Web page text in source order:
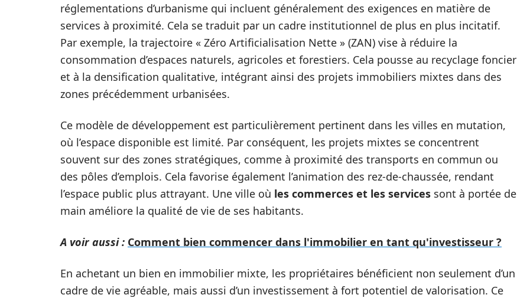
réglementations d’urbanisme qui incluent généralement des exigences en matière de
services à proximité. Cela se traduit par un cadre institutionnel de plus en plus incitatif.
Par exemple, la trajectoire « Zéro Artificialisation Nette » (ZAN) vise à réduire la
consommation d’espaces naturels, agricoles et forestiers. Cela pousse au recyclage foncier
et à la densification qualitative, intégrant ainsi des projets immobiliers mixtes dans des
zones précédemment urbanisées.
Ce modèle de développement est particulièrement pertinent dans les villes en mutation,
où l’espace disponible est limité. Par conséquent, les projets mixtes se concentrent
souvent sur des zones stratégiques, comme à proximité des transports en commun ou
des pôles d’emplois. Cela favorise également l’animation des rez-de-chaussée, rendant
l’espace public plus attrayant. Une ville où les commerces et les services sont à portée de
main améliore la qualité de vie de ses habitants.
A voir aussi : Comment bien commencer dans l'immobilier en tant qu'investisseur ?
En achetant un bien en immobilier mixte, les propriétaires bénéficient non seulement d’un
cadre de vie agréable, mais aussi d’un investissement à fort potentiel de valorisation. Ce